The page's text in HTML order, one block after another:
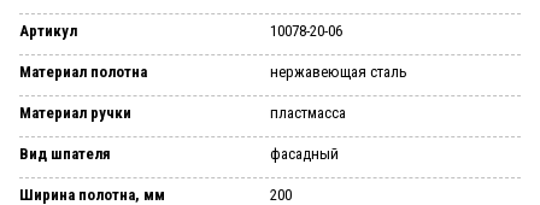
Артикул 10078-20-06
Материал полотна нержавеющая сталь
Материал ручки пластмасса
Вид шпателя фасадный
Ширина полотна, мм 200